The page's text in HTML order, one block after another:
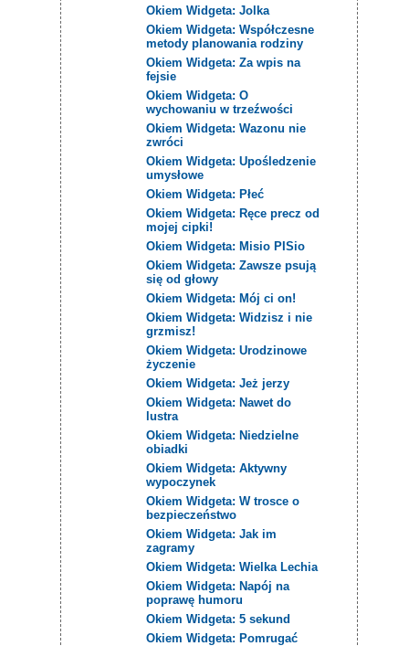
Okiem Widgeta: Jolka
Okiem Widgeta: Współczesne
metody planowania rodziny
Okiem Widgeta: Za wpis na
fejsie
Okiem Widgeta: O
wychowaniu w trzeźwości
Okiem Widgeta: Wazonu nie
zwróci
Okiem Widgeta: Upośledzenie
umysłowe
Okiem Widgeta: Płeć
Okiem Widgeta: Ręce precz od
mojej cipki!
Okiem Widgeta: Misio PISio
Okiem Widgeta: Zawsze psują
się od głowy
Okiem Widgeta: Mój ci on!
Okiem Widgeta: Widzisz i nie
grzmisz!
Okiem Widgeta: Urodzinowe
życzenie
Okiem Widgeta: Jeż jerzy
Okiem Widgeta: Nawet do
lustra
Okiem Widgeta: Niedzielne
obiadki
Okiem Widgeta: Aktywny
wypoczynek
Okiem Widgeta: W trosce o
bezpieczeństwo
Okiem Widgeta: Jak im
zagramy
Okiem Widgeta: Wielka Lechia
Okiem Widgeta: Napój na
poprawę humoru
Okiem Widgeta: 5 sekund
Okiem Widgeta: Pomrugać